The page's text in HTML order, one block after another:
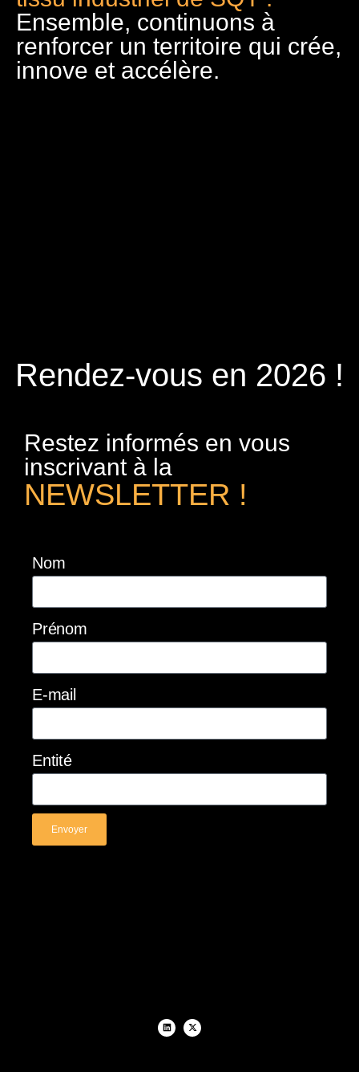
Ensemble, continuons à
renforcer un territoire qui crée,
innove et accélère.
Rendez-vous en 2026 !
Restez informés en vous
inscrivant à la
NEWSLETTER !
Nom
Prénom
E-mail
Entité
Envoyer